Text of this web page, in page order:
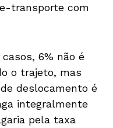
transporte com
6% não é
o trajeto, mas
deslocamento é
integralmente
pela taxa